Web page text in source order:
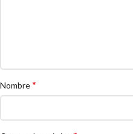
Nombre*